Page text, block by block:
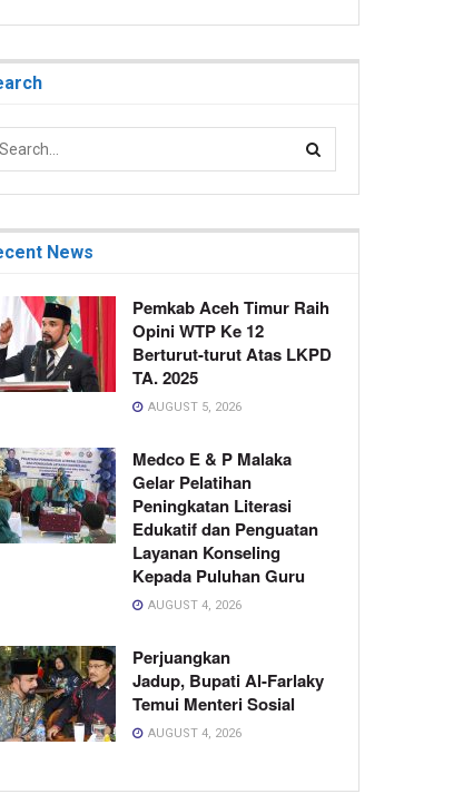
News
Pemkab Aceh Timur Raih
Opini WTP Ke 12
Berturut-turut Atas LKPD
TA. 2025
AUGUST 5, 2026
Medco E & P Malaka
Gelar Pelatihan
Peningkatan Literasi
Edukatif dan Penguatan
Layanan Konseling
Kepada Puluhan Guru
AUGUST 4, 2026
Perjuangkan
Jadup, Bupati Al-Farlaky
Temui Menteri Sosial
AUGUST 4, 2026